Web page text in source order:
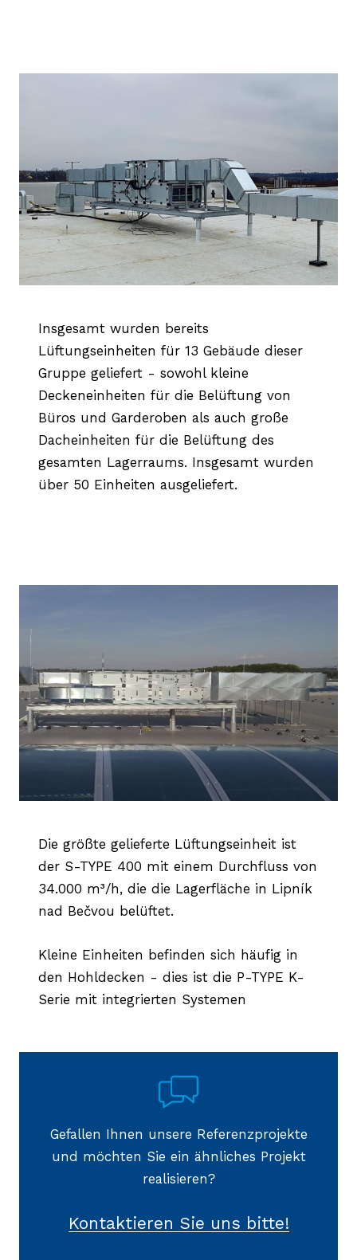
Insgesamt wurden bereits
Lüftungseinheiten für 13 Gebäude dieser
Gruppe geliefert - sowohl kleine
Deckeneinheiten für die Belüftung von
Büros und Garderoben als auch große
Dacheinheiten für die Belüftung des
gesamten Lagerraums. Insgesamt wurden
über 50 Einheiten ausgeliefert.
Die größte gelieferte Lüftungseinheit ist
der S-TYPE 400 mit einem Durchfluss von
34.000 m³/h, die die Lagerfläche in Lipník
nad Bečvou belüftet.
Kleine Einheiten befinden sich häufig in
den Hohldecken - dies ist die P-TYPE K-
Serie mit integrierten Systemen
Gefallen Ihnen unsere Referenzprojekte
und möchten Sie ein ähnliches Projekt
realisieren?
Kontaktieren Sie uns bitte!